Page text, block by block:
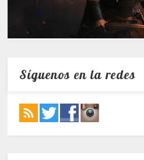
Síguenos en la redes